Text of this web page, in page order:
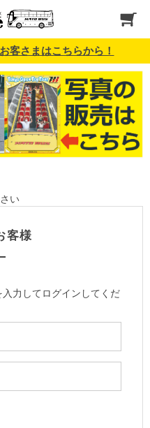
客さまはこちらから！
い
客様
力してログインしてくだ